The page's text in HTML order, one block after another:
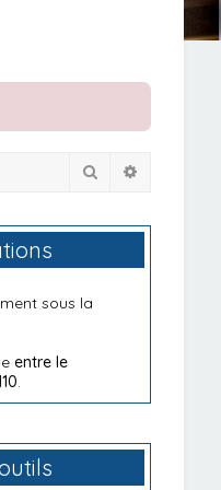
Rechercher
sous la
entre le
.